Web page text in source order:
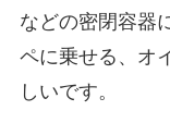
などの密閉容器
ペに乗せる、オ
しいです。